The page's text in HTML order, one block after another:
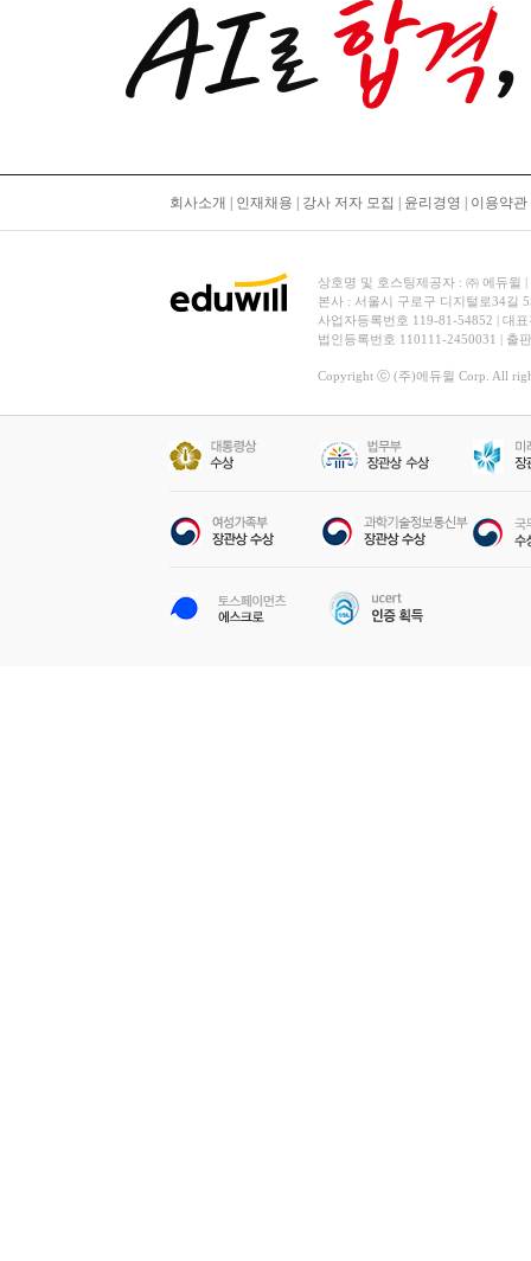
회사소개 인재채용 강사 저자 모집 윤리경영 이용약관
상호명 및 호스팅제공자 : ㈜ 에듀윌
본사 : 서울시 구로구 디지털로34길
사업자등록번호 119-81-54852 | 대
법인등록번호 110111-2450031 | 출
Copyright ⓒ (주)에듀윌 Corp. All